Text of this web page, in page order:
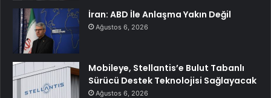
İran: ABD İle Anlaşma Yakın Değil
Ağustos 6, 2026
Mobileye, Stellantis’e Bulut Tabanlı
Sürücü Destek Teknolojisi Sağlayacak
Ağustos 6, 2026